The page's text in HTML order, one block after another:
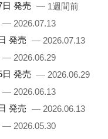
日 発売 — 1週間前
— 2026.07.13
発売 — 2026.07.13
— 2026.06.29
日 発売 — 2026.06.29
— 2026.06.13
発売 — 2026.06.13
— 2026.05.30